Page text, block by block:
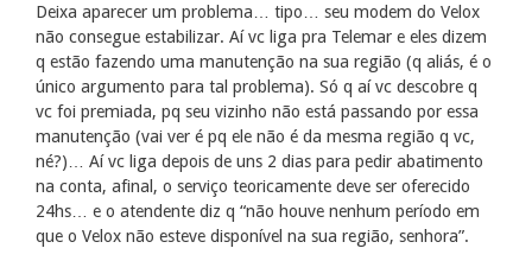
Deixa aparecer um problema… tipo… seu modem do Velox
não consegue estabilizar. Aí vc liga pra Telemar e eles dizem
q estão fazendo uma manutenção na sua região (q aliás, é o
único argumento para tal problema). Só q aí vc descobre q
vc foi premiada, pq seu vizinho não está passando por essa
manutenção (vai ver é pq ele não é da mesma região q vc,
né?)… Aí vc liga depois de uns 2 dias para pedir abatimento
na conta, afinal, o serviço teoricamente deve ser oferecido
24hs… e o atendente diz q “não houve nenhum período em
que o Velox não esteve disponível na sua região, senhora”.